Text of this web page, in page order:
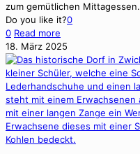
zum gemütlichen Mit­tagessen.
Do you like it?0
0 Read more
18. März 2025